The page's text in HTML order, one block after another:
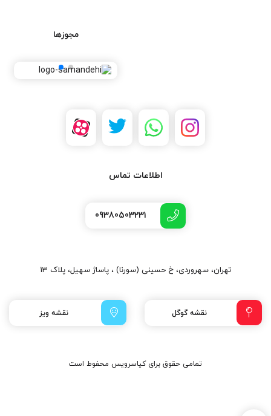
مجوزها
اطلاعات تماس
09380503231
تهران، سهروردی، خ حسینی (سورنا) ، پاساژ سهیل، پلاک 13
نقشه گوگل نقشه ویز
تمامی حقوق برای کیاسرویس محفوط است